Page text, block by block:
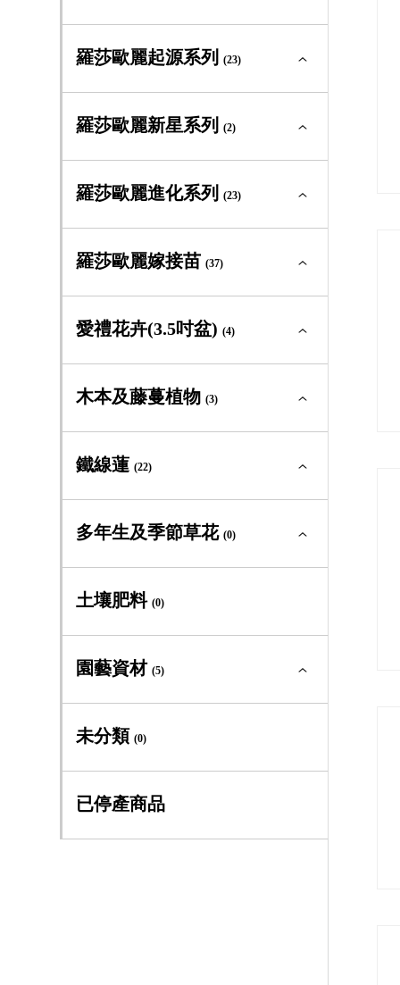
迷你玫瑰(0)
蔓性玫瑰(0)
古典玫瑰及原種
砧木用(0)
大輪矮叢
迷你玫瑰(11)
蔓性玫瑰(1)
古典玫瑰及原種
砧木用(1)
玫瑰嫁接新苗(3.5吋盆)全部
大輪矮叢
迷你玫瑰(3)
蔓性玫瑰(1)
古典玫瑰及原種
羅莎歐麗起源系列(23)
羅莎歐麗起源系列全部
大輪矮叢
迷你玫瑰(2)
蔓性玫瑰(0)
羅莎歐麗新星系列(2)
羅莎歐麗新星系列全部
大輪矮叢
迷你玫瑰(0)
蔓性玫瑰(0)
羅莎歐麗進化系列(23)
羅莎歐麗進化系列全部
大輪矮叢
迷你玫瑰(0)
蔓性玫瑰(0)
羅莎歐麗嫁接苗(37)
羅莎歐麗嫁接苗全部
大輪矮叢
迷你玫瑰(0)
蔓性玫瑰(0)
愛禮花卉(3.5吋盆)(4)
愛禮花卉(3.5吋盆)全部
中輪豐花
嫁接苗(1)
木本及藤蔓植物(3)
木本及藤蔓植物全部
常綠及落葉灌木
鐵線蓮(22)
鐵線蓮全部(22)
新世界組
早大花組 (3)
義大利組(6)
全緣組
多年生及季節草花(0)
多年生及季節草花全部
多年生草本
土壤肥料(0)
園藝資材(5)
園藝資材全部
專利四方盆
未分類(0)
已停產商品